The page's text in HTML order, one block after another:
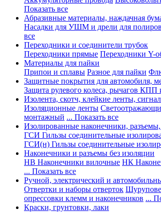
Показать все
Абразивные материалы, наждачная
Насадки для УШМ и дрели для
все
Переходники и соединители трубок
Переходники прямые Переходники Y-
Материалы для пайки
Припои и сплавы Разное для пайки
Защитные покрытия для автомобиля,
Защита рулевого колеса, рычагов КПП
Изолента, скотч, клейкие ленты,
Изоляционные ленты
монтажный ... Показать все
Изолированные наконечники,
ГСИ Гильзы соединительные
ГСИ(н) Гильзы соединительные
Наконечники и разъемы без изоляции
НВ Наконечники вилочные НК
... Показать все
Ручной, электрический и
Отвертки и наборы отверток
опрессовки клемм и наконечников ...
Краски, грунтовки, лаки